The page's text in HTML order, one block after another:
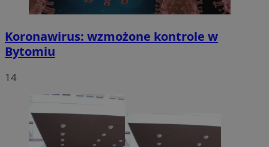
Koronawirus: wzmożone kontrole w
Bytomiu
14